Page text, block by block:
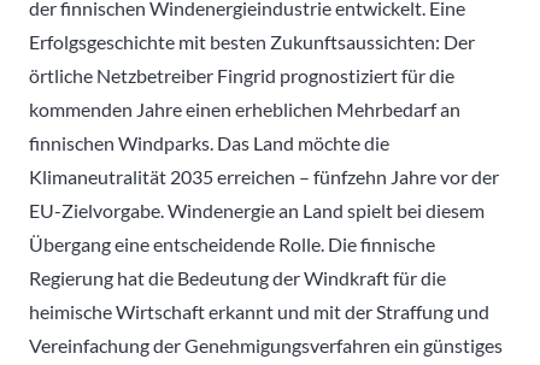
der finnischen Windenergieindustrie entwickelt. Eine
Erfolgsgeschichte mit besten Zukunftsaussichten: Der
örtliche Netzbetreiber Fingrid prognostiziert für die
kommenden Jahre einen erheblichen Mehrbedarf an
finnischen Windparks. Das Land möchte die
Klimaneutralität 2035 erreichen – fünfzehn Jahre vor der
EU-Zielvorgabe. Windenergie an Land spielt bei diesem
Übergang eine entscheidende Rolle. Die finnische
Regierung hat die Bedeutung der Windkraft für die
heimische Wirtschaft erkannt und mit der Straffung und
Vereinfachung der Genehmigungsverfahren ein günstiges